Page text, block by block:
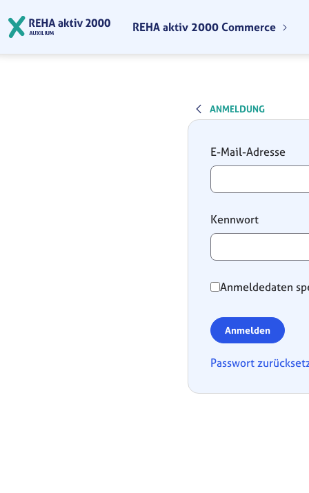
REHA aktiv 2000 Commerce
ANMELDUNG
Anmeldung
E-Mail-Adresse
Kennwort
Anmeldedaten
Anmelden
Passwort